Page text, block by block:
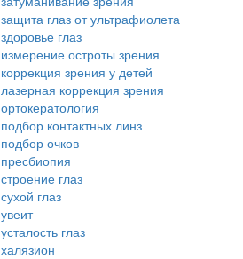
защита глаз от ультрафиолета
здоровье глаз
измерение остроты зрения
коррекция зрения у детей
лазерная коррекция зрения
ортокератология
подбор контактных линз
подбор очков
пресбиопия
строение глаз
сухой глаз
увеит
усталость глаз
халязион